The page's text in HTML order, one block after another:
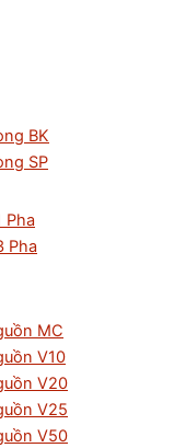
BK
SP
Pha
Pha
MC
V10
V20
V25
V50